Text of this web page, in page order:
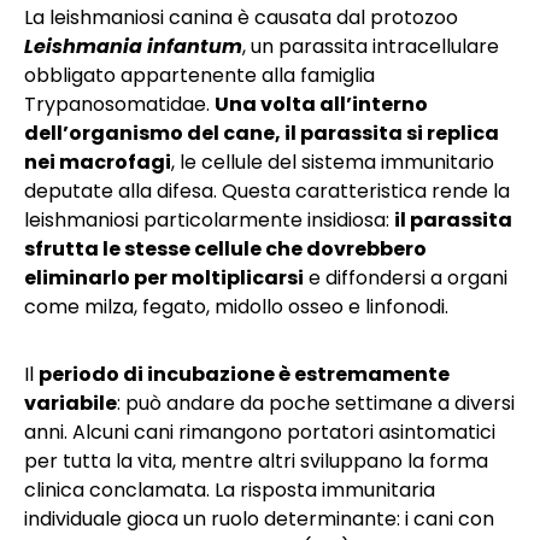
La leishmaniosi canina è causata dal protozoo
Leishmania infantum, un parassita intracellulare
obbligato appartenente alla famiglia
Trypanosomatidae. Una volta all’interno
dell’organismo del cane, il parassita si replica
nei macrofagi, le cellule del sistema immunitario
deputate alla difesa. Questa caratteristica rende la
leishmaniosi particolarmente insidiosa: il parassita
sfrutta le stesse cellule che dovrebbero
eliminarlo per moltiplicarsi e diffondersi a organi
come milza, fegato, midollo osseo e linfonodi.
Il periodo di incubazione è estremamente
variabile: può andare da poche settimane a diversi
anni. Alcuni cani rimangono portatori asintomatici
per tutta la vita, mentre altri sviluppano la forma
clinica conclamata. La risposta immunitaria
individuale gioca un ruolo determinante: i cani con